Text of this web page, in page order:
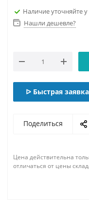
Наличие уточняйте
Нашли дешевле?
ᐅ Быстрая
Поделиться
Цена действительна
отличаться от цены